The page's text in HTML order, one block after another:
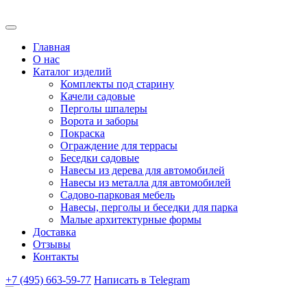
Главная
О нас
Каталог изделий
Комплекты под старину
Качели садовые
Перголы шпалеры
Ворота и заборы
Покраска
Ограждение для террасы
Беседки садовые
Навесы из дерева для автомобилей
Навесы из металла для автомобилей
Садово-парковая мебель
Навесы, перголы и беседки для парка
Малые архитектурные формы
Доставка
Отзывы
Контакты
+7 (495) 663-59-77 Написать в Telegram